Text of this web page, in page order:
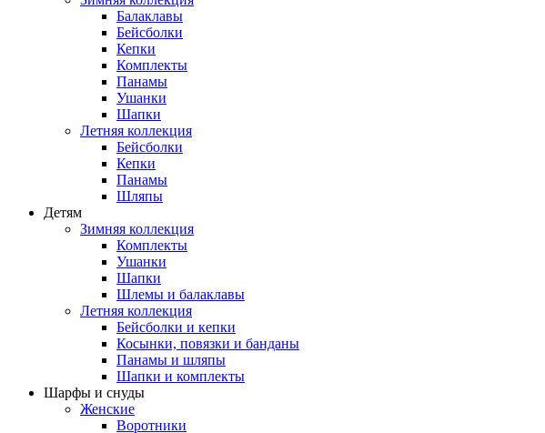
Балаклавы
Бейсболки
Кепки
Комплекты
Панамы
Ушанки
Шапки
Летняя коллекция
Бейсболки
Кепки
Панамы
Шляпы
Детям
Зимняя коллекция
Комплекты
Ушанки
Шапки
Шлемы и балаклавы
Летняя коллекция
Бейсболки и кепки
Косынки, повязки и банданы
Панамы и шляпы
Шапки и комплекты
Шарфы и снуды
Женские
Воротники